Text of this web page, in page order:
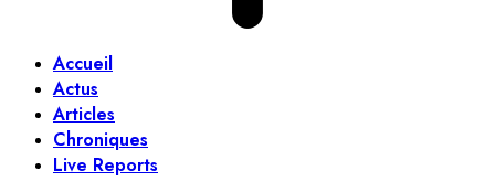
Accueil
Actus
Articles
Chroniques
Live Reports